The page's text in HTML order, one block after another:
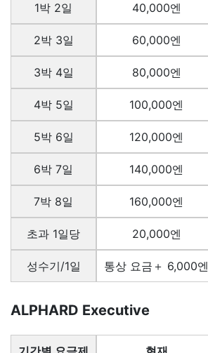
1박 2일
2박 3일
3박 4일
4박 5일
5박 6일
6박 7일
7박 8일
초과 1일당
성수기/1일
40,000엔
60,000엔
80,000엔
100,000엔
120,000엔
140,000엔
160,000엔
20,000엔
통상 요금＋ 6,000엔
ALPHARD Executive